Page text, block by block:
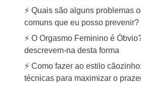
⚡ Quais são alguns problemas
comuns que eu posso prevenir?
⚡ O Orgasmo Feminino é
descrevem-na desta forma
⚡ Como fazer ao estilo
técnicas para maximizar o